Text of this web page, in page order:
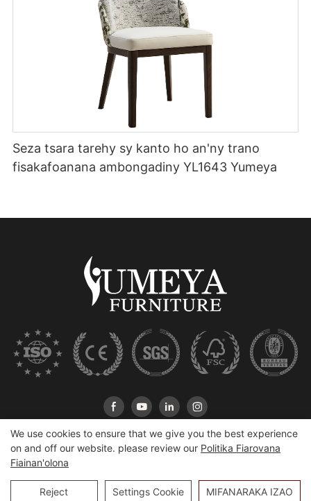
Seza tsara tarehy sy kanto ho an'ny trano
fisakafoanana ambongadiny YL1643 Yumeya
Copyright © 2026 Heshan [100000000] Co., Ltd | Sitemap
We use cookies to ensure that we give you the best experience
on and off our website. please review our Politika Fiarovana
Fiainan'olona
Reject Settings Cookie MIFANARAKA IZAO